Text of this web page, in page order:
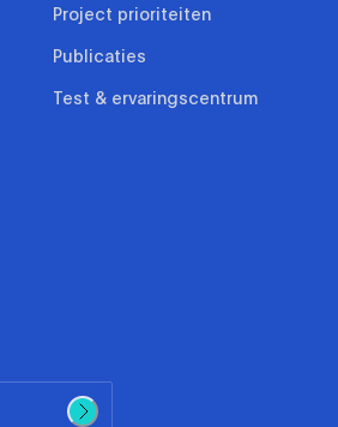
Project prioriteiten
Publicaties
Test & ervaringscentrum